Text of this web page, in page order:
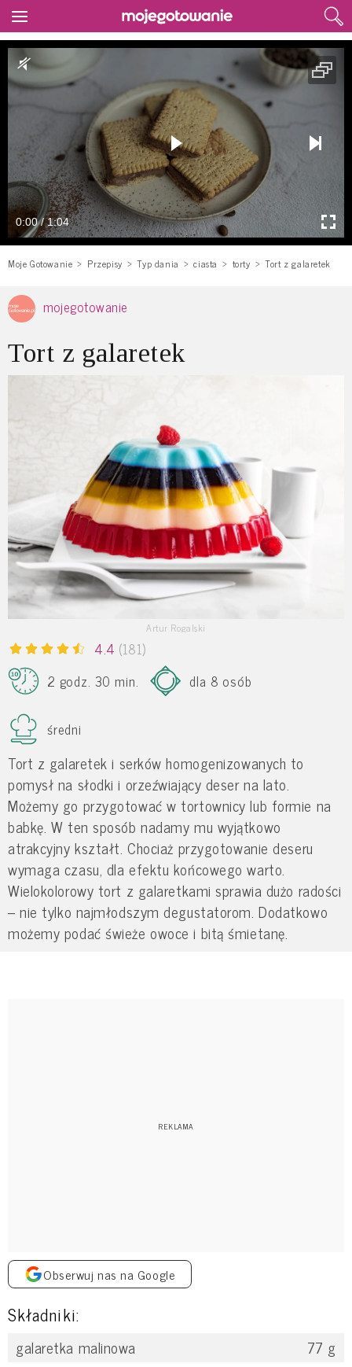
0:00 / 1:04
Moje Gotowanie Przepisy Typ dania ciasta torty Tort z galaretek
mojegotowanie
Tort z galaretek
Artur Rogalski
4.4 (181)
2 godz. 30 min.
dla 8 osób
średni
Tort z galaretek i serków homogenizowanych to
pomysł na słodki i orzeźwiający deser na lato.
Możemy go przygotować w tortownicy lub formie na
babkę. W ten sposób nadamy mu wyjątkowo
atrakcyjny kształt. Chociaż przygotowanie deseru
wymaga czasu, dla efektu końcowego warto.
Wielokolorowy tort z galaretkami sprawia dużo radości
– nie tylko najmłodszym degustatorom. Dodatkowo
możemy podać świeże owoce i bitą śmietanę.
Obserwuj nas na Google
Składniki:
galaretka malinowa 77 g